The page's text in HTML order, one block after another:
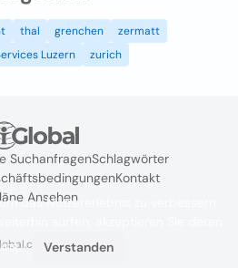
thal grenchen
zermatt
Luzern zurich
SuchanfragenSchlagwörter
Kontakt
Ansehen
@ 2024
das Nutzererlebnis zu verbessern
Verstanden